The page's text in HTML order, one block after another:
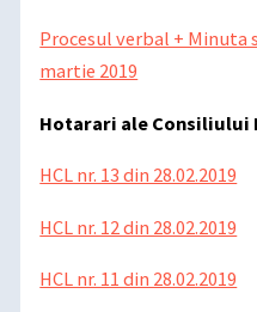
Procesul verbal + Minuta
martie 2019
Hotarari ale Consiliului
HCL nr. 13 din 28.02.2019
HCL nr. 12 din 28.02.2019
HCL nr. 11 din 28.02.2019